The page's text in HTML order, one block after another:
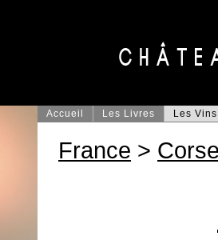
Accueil Les Livres Les Vins
France >